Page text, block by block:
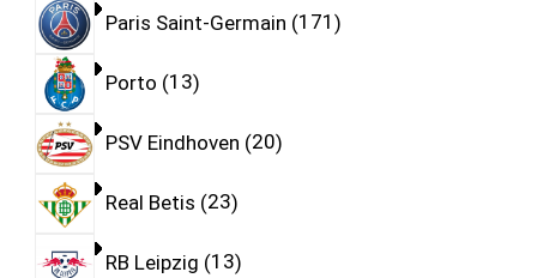
Paris Saint-Germain 171
Porto 13
PSV Eindhoven 20
Real Betis 23
RB Leipzig 13